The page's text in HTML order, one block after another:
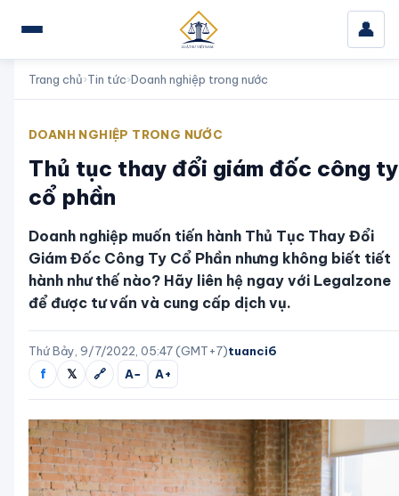
👤
Trang chủ›Tin tức›Doanh nghiệp trong nước
DOANH NGHIỆP TRONG NƯỚC
Thủ tục thay đổi giám đốc công ty
cổ phần
Doanh nghiệp muốn tiến hành Thủ Tục Thay Đổi
Giám Đốc Công Ty Cổ Phần nhưng không biết tiết
hành như thế nào? Hãy liên hệ ngay với Legalzone
để được tư vấn và cung cấp dịch vụ.
Thứ Bảy, 9/7/2022, 05:47 (GMT+7)tuanci6
f 𝕏 🔗 A− A+